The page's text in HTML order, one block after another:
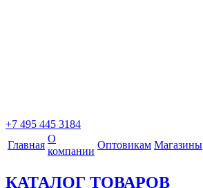
+7 495 445 3184
Главная
О
компании
Оптовикам Магазины
КАТАЛОГ ТОВАРОВ